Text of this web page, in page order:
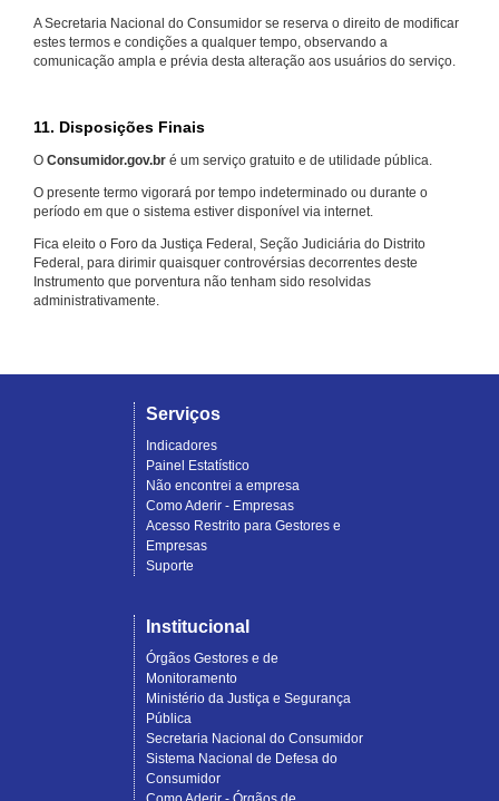
A Secretaria Nacional do Consumidor se reserva o direito de modificar
estes termos e condições a qualquer tempo, observando a
comunicação ampla e prévia desta alteração aos usuários do serviço.
11. Disposições Finais
O Consumidor.gov.br é um serviço gratuito e de utilidade pública.
O presente termo vigorará por tempo indeterminado ou durante o
período em que o sistema estiver disponível via internet.
Fica eleito o Foro da Justiça Federal, Seção Judiciária do Distrito
Federal, para dirimir quaisquer controvérsias decorrentes deste
Instrumento que porventura não tenham sido resolvidas
administrativamente.
Serviços
Indicadores
Painel Estatístico
Não encontrei a empresa
Como Aderir - Empresas
Acesso Restrito para Gestores e
Empresas
Suporte
Institucional
Órgãos Gestores e de
Monitoramento
Ministério da Justiça e Segurança
Pública
Secretaria Nacional do Consumidor
Sistema Nacional de Defesa do
Consumidor